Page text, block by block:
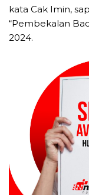
kata Cak Imin,
“Pembekalan
2024.